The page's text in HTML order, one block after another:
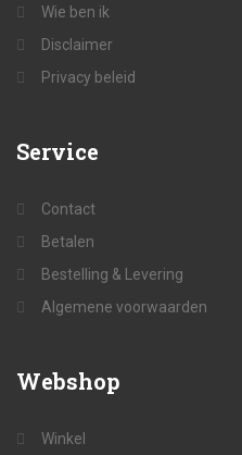
Wie ben ik
Disclaimer
Privacy beleid
Service
Contact
Betalen
Bestelling & Levering
Algemene voorwaarden
Webshop
Winkel